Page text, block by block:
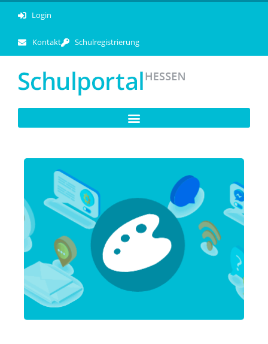
Login
Kontakt Schulregistrierung